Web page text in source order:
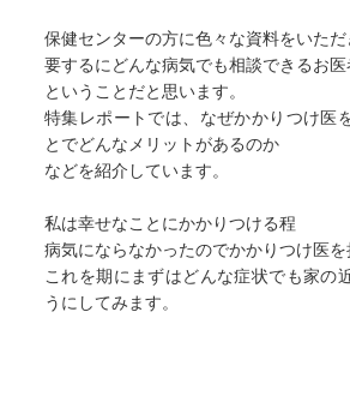
保健センターの方に色々な資料をいただ
要するにどんな病気でも相談できるお医
ということだと思います。
特集レポートでは、なぜかかりつけ医
とでどんなメリットがあるのか
などを紹介しています。
私は幸せなことにかかりつける程
病気にならなかったのでかかりつけ医
これを期にまずはどんな症状でも家の
うにしてみます。